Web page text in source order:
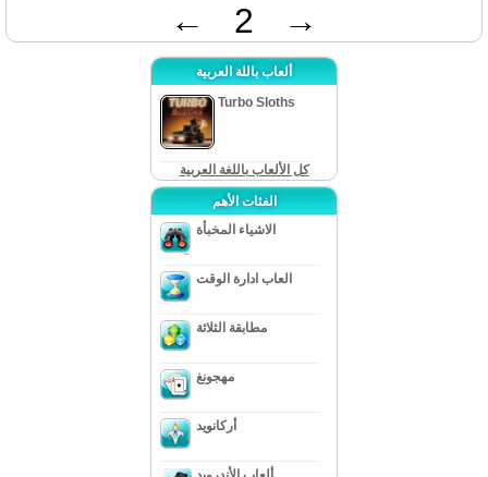
← 2 →
ألعاب باللة العربية
Turbo Sloths
كل الألعاب باللغة العربية
الفئات الأهم
الاشياء المخبأة
العاب ادارة الوقت
مطابقة الثلاثة
مهجونغ
أركانويد